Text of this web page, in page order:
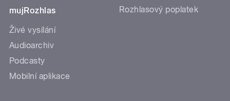
mujRozhlas
Živé vysílání
Audioarchiv
Podcasty
Mobilní aplikace
Rozhlasový poplatek